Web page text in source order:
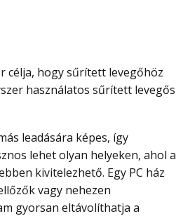
használatos sűrített levegős
lehet olyan helyeken, ahol a
kivitelezhető. Egy PC ház
vagy nehezen
gyorsan eltávolíthatja a